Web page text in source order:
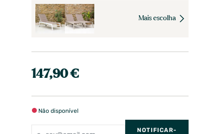
Mais escolha
147,90 €
Não disponível
NOTIFICAR-